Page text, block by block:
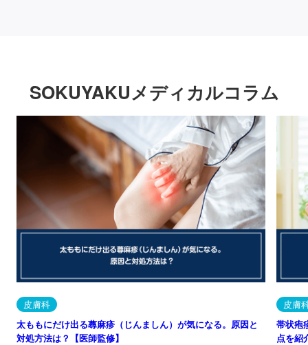
SOKUYAKUメディカルコラム
皮膚科
太ももにだけ出る蕁麻疹（じんましん）が気になる。原因と
対処方法は？【医師監修】
皮膚
帯状疱
点を紹